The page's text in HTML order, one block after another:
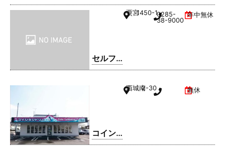
セルフ
ィック
粟宮1450-10285-
38-9000
年中無休
コイン
ランド
西城南2-30 無休